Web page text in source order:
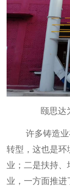
颐思达
许多铸造
转型，这也是环
业；二是扶持
业，一方面推